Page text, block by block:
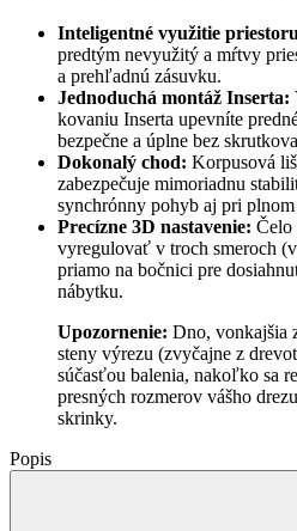
Inteligentné využitie
predtým nevyužitý a mŕtvy
a prehľadnú zásuvku.
Jednoduchá montáž Inserta:
kovaniu Inserta upevníte
bezpečne a úplne bez
Dokonalý chod: Korpusová
zabezpečuje mimoriadnu
synchrónny pohyb aj pri
Precízne 3D nastavenie: Čelo
vyregulovať v troch smeroch
priamo na bočnici pre
nábytku.
Upozornenie: Dno, vonkajšia
steny výrezu (zvyčajne z
súčasťou balenia, nakoľko sa
presných rozmerov vášho
skrinky.
Popis